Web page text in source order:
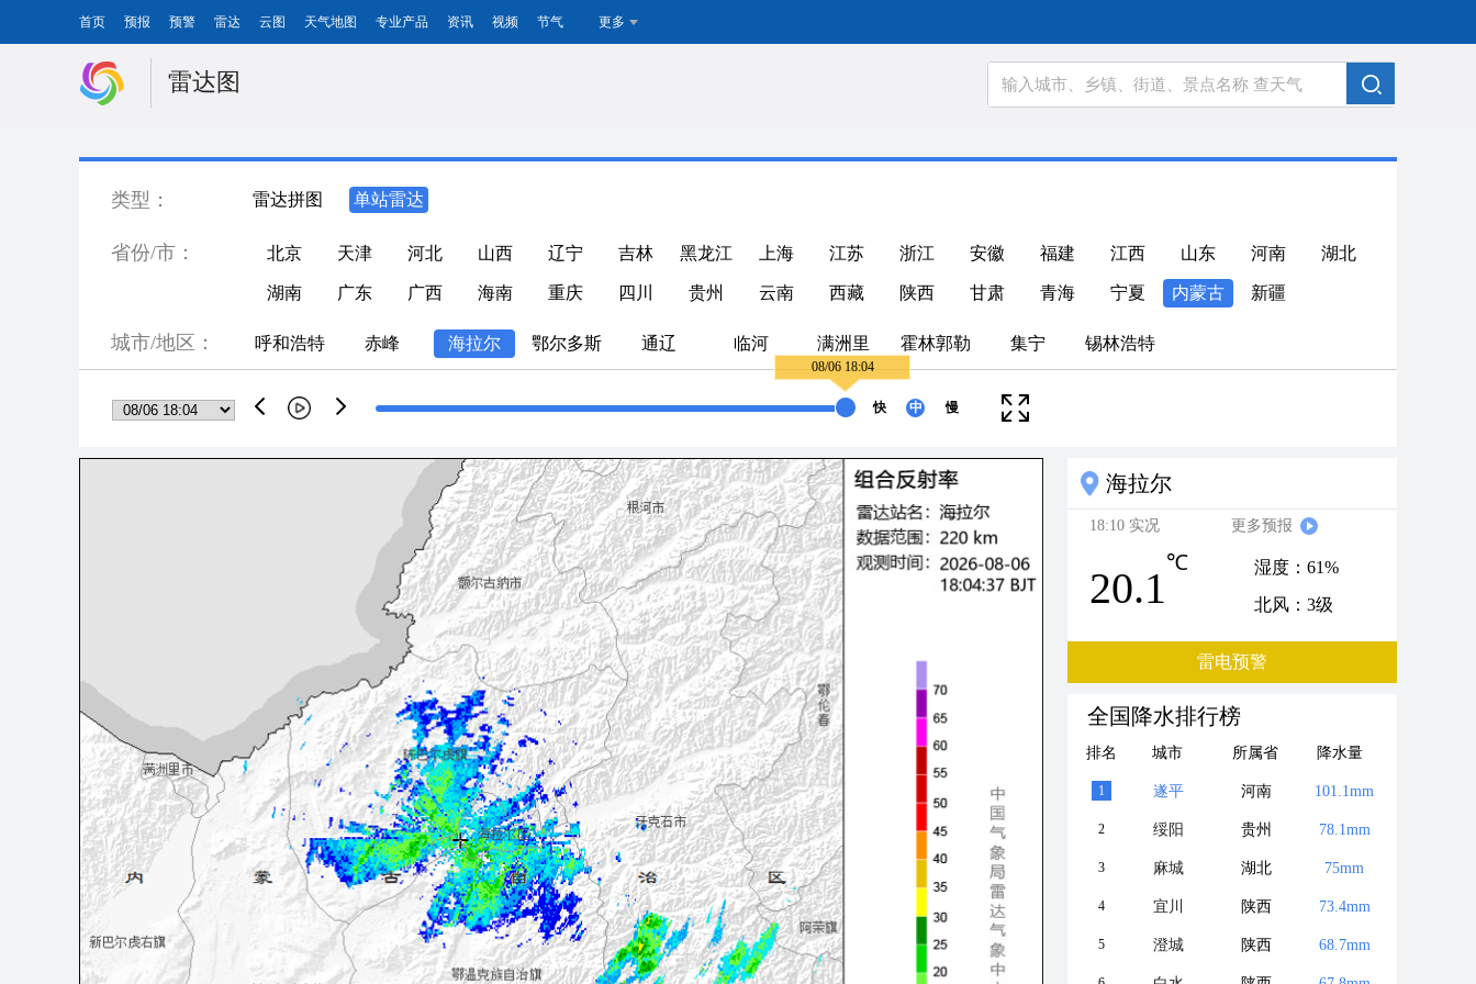
首页 预报 预警 雷达 云图 天气地图 专业产品 资讯 视频 节气 更多
雷达图
类型： 雷达拼图 单站雷达
省份/市： 北京 天津 河北 山西 辽宁 吉林 黑龙江 上海 江苏 浙江 安徽 福建 江西 山东 河南 湖北
湖南 广东 广西 海南 重庆 四川 贵州 云南 西藏 陕西 甘肃 青海 宁夏 内蒙古 新疆
城市/地区： 呼和浩特 赤峰 海拉尔 鄂尔多斯 通辽 临河 满洲里 霍林郭勒 集宁 锡林浩特
08/06 18:04
海拉尔
18:10 实况 更多预报
20.1
℃
湿度：61%
北风：3级
雷电预警
全国降水排行榜
排名 城市 所属省 降水量
1 遂平 河南 101.1mm
2 绥阳 贵州 78.1mm
3 麻城 湖北 75mm
4 宜川 陕西 73.4mm
5 澄城 陕西 68.7mm